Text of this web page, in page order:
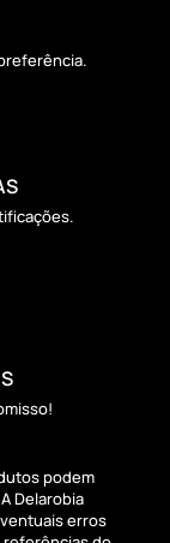
podem
Delarobia
erros